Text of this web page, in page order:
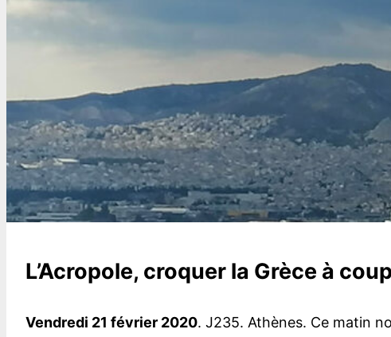
L’Acropole, croquer la Grèce à
Vendredi 21 février 2020. J235. Athènes. Ce matin